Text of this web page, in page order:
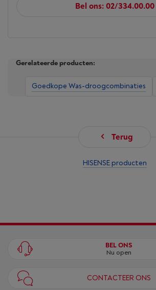
Bel ons: 02/334.00.00
Gerelateerde producten:
Goedkope Was-droogcombinaties
Terug
HISENSE producten
BEL ONS
Nu open
CONTACTEER ONS